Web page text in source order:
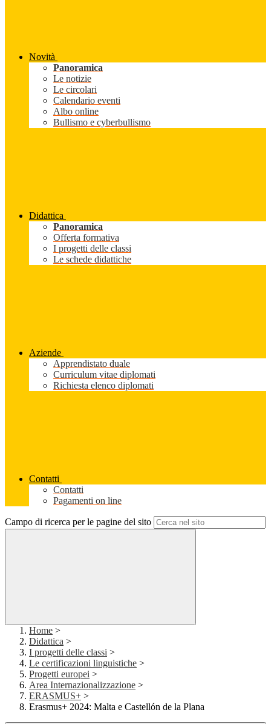
Novità
Panoramica
Le notizie
Le circolari
Calendario eventi
Albo online
Bullismo e cyberbullismo
Didattica
Panoramica
Offerta formativa
I progetti delle classi
Le schede didattiche
Aziende
Apprendistato duale
Curriculum vitae diplomati
Richiesta elenco diplomati
Contatti
Contatti
Pagamenti on line
Campo di ricerca per le pagine del sito
Home >
Didattica >
I progetti delle classi >
Le certificazioni linguistiche >
Progetti europei >
Area Internazionalizzazione >
ERASMUS+ >
Erasmus+ 2024: Malta e Castellón de la Plana